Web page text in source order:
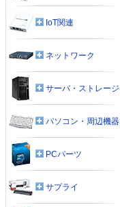
IoT関連
ネットワーク
サーバ・ストレージ
パソコン・周辺機器
PCパーツ
サプライ